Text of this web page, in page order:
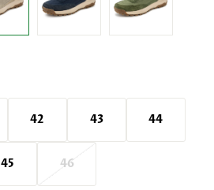
42 43 44
45 46